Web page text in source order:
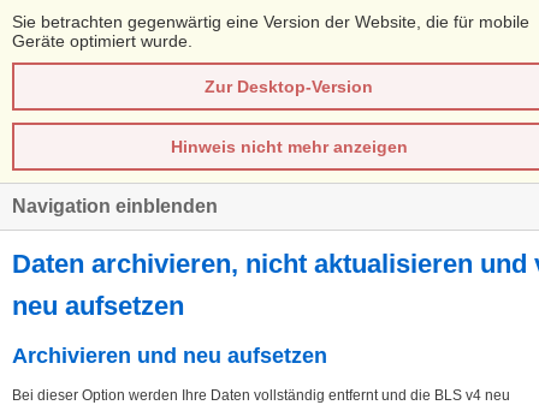
Sie betrachten gegenwärtig eine Version der Website, die für mobile
Geräte optimiert wurde.
Zur Desktop-Version
Hinweis nicht mehr anzeigen
Navigation einblenden
Daten archivieren, nicht aktualisieren und
neu aufsetzen
Archivieren und neu aufsetzen
Bei dieser Option werden Ihre Daten vollständig entfernt und die BLS v4 neu